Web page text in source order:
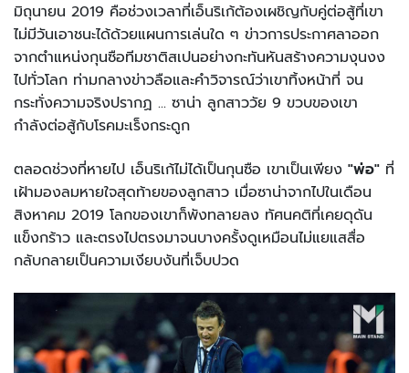
มิถุนายน 2019 คือช่วงเวลาที่เอ็นริเก้ต้องเผชิญกับคู่ต่อสู้ที่เขา
ไม่มีวันเอาชนะได้ด้วยแผนการเล่นใด ๆ ข่าวการประกาศลาออก
จากตำแหน่งกุนซือทีมชาติสเปนอย่างกะทันหันสร้างความงุนงง
ไปทั่วโลก ท่ามกลางข่าวลือและคำวิจารณ์ว่าเขาทิ้งหน้าที่ จน
กระทั่งความจริงปรากฏ ... ซาน่า ลูกสาววัย 9 ขวบของเขา
กำลังต่อสู้กับโรคมะเร็งกระดูก
ตลอดช่วงที่หายไป เอ็นริเก้ไม่ได้เป็นกุนซือ เขาเป็นเพียง "พ่อ" ที่
เฝ้ามองลมหายใจสุดท้ายของลูกสาว เมื่อซาน่าจากไปในเดือน
สิงหาคม 2019 โลกของเขาก็พังทลายลง ทัศนคติที่เคยดุดัน
แข็งกร้าว และตรงไปตรงมาจนบางครั้งดูเหมือนไม่แยแสสื่อ
กลับกลายเป็นความเงียบงันที่เจ็บปวด